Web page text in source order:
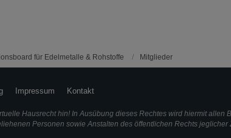
für Edelmetalle & Rohstoffe Mitglieder
Impressum Kontakt
Hausrecht hin! In Ausübung dieses Rechtes wird hiermit
Personen sowie Anstalten des öffentlichen Rechts jeglicher